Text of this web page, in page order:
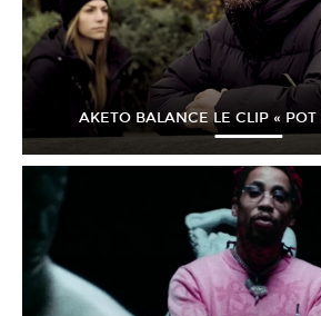
AKETO BALANCE LE CLIP « POT